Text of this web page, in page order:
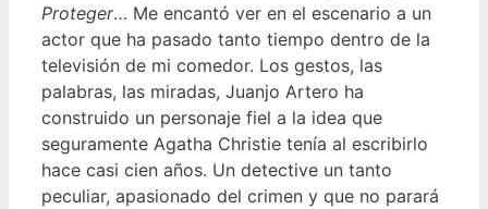
Proteger… Me encantó ver en el escenario a un
actor que ha pasado tanto tiempo dentro de la
televisión de mi comedor. Los gestos, las
palabras, las miradas, Juanjo Artero ha
construido un personaje fiel a la idea que
seguramente Agatha Christie tenía al escribirlo
hace casi cien años. Un detective un tanto
peculiar, apasionado del crimen y que no parará